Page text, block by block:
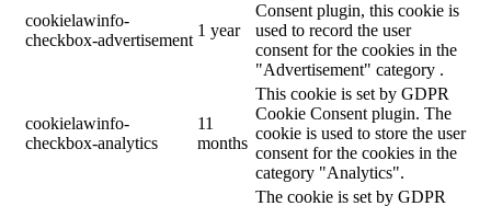
cookielawinfo-
checkbox-advertisement
1 year
Consent plugin, this cookie is
used to record the user
consent for the cookies in the
"Advertisement" category .
cookielawinfo-
checkbox-analytics
11
months
This cookie is set by GDPR
Cookie Consent plugin. The
cookie is used to store the user
consent for the cookies in the
category "Analytics".
The cookie is set by GDPR